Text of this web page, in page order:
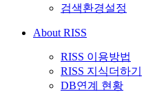
검색환경설정
About RISS
RISS 이용방법
RISS 지식더하기
DB연계 현황